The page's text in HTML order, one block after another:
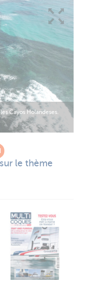
Cayos Holandeses.
le thème